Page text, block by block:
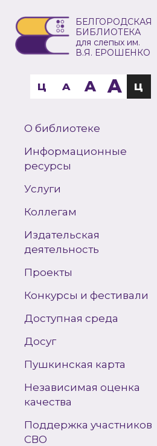
БЕЛГОРОДСКАЯ
БИБЛИОТЕКА
для слепых им.
В.Я. ЕРОШЕНКО
Ц A A A Ц
О библиотеке
Информационные
ресурсы
Услуги
Коллегам
Издательская
деятельность
Проекты
Конкурсы и фестивали
Доступная среда
Досуг
Пушкинская карта
Независимая оценка
качества
Поддержка участников
СВО